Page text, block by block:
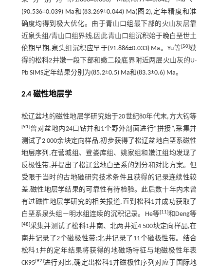
(90.536±0.039) Ma和(83.269±0.044) Ma( 图2),定年精度和准
确度均得到极大优化。由于青山口组最下部的火山灰层靠
近泉头组/青山口组界线,因此青山口组沉积始于晚白垩世土
伦期早期,泉头组沉积应早于(91.886±0.033) Ma。Yu等[50]获
得的松科2井嫩一段下部和嫩二段底界附近两层火山灰的U-
Pb SIMS定年结果分别为(85.2±0.5) Ma和(83.3±0.6) Ma。
2.4 磁性地层学
松辽盆地的磁性地层学研究始于20世纪80年代末,方大钧等
[91]曾对盆地内24口钻井和1个野外剖面进行“拼接”,采集并
测试了2 000余块定向样品,初步获得了松辽盆地白垩系磁性
地层序列,在营城组、登娄库组、姚家组和嫩江组均发现了
反极性带,并提出了松辽盆地白垩系的划分和对比方案。但
受限于当时的古地磁研究技术条件且获得的记录连续性较
差,磁性地层学结果的可靠性有待检验。此后数十年内未曾
有过磁性地层学研究的相关报道,直到松科1井成功获取了
白垩系泉头组—明水组连续的沉积记录。He等[11]和Deng等
[48]采集并测试了松科1井南、北两井近4 500块定向样品,在
南井记录了2个磁极性带;北井记录了11个磁极性带。结合
松科1井的定年结果将获得的地磁场特征与地磁极性年表
CK95[92]进行对比,确定出松科1井磁极性序列对应于国际地